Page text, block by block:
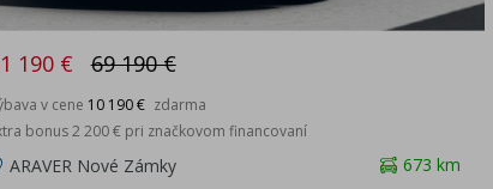
190 € 69 190 €
v cene 10 190 € zdarma
bonus 2 200 € pri značkovom financovaní
673 km
ARAVER Nové Zámky